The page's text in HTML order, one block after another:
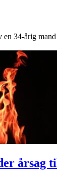
en 34-årig
årsag